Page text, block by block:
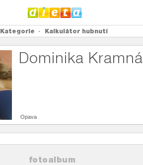
Kategorie Kalkulátor hubnutí
Dominika Kramná
Opava
fotoalbum